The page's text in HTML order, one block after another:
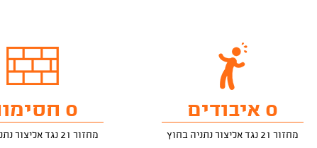
0 איבודים
מחזור 21 נגד אליצור נתניה בחוץ
0 חסימות
מחזור 21 נגד אליצור נתניה בחוץ